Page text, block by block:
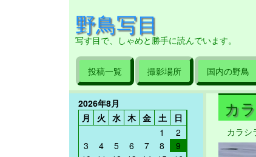
野鳥写目
写す目で、しゃめと勝手に読んでいます。
投稿一覧 撮影場所 国内の野鳥
2026年8月
月
火 水 木 金 土
日
1
2
3
4 5 6 7 8
9
カ
カラシ